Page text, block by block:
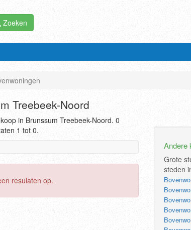
Zoeken
Treebeek-Noord
in Brunssum Treebeek-Noord. 0
1 tot 0.
resulaten op.
Andere
Grote
steden